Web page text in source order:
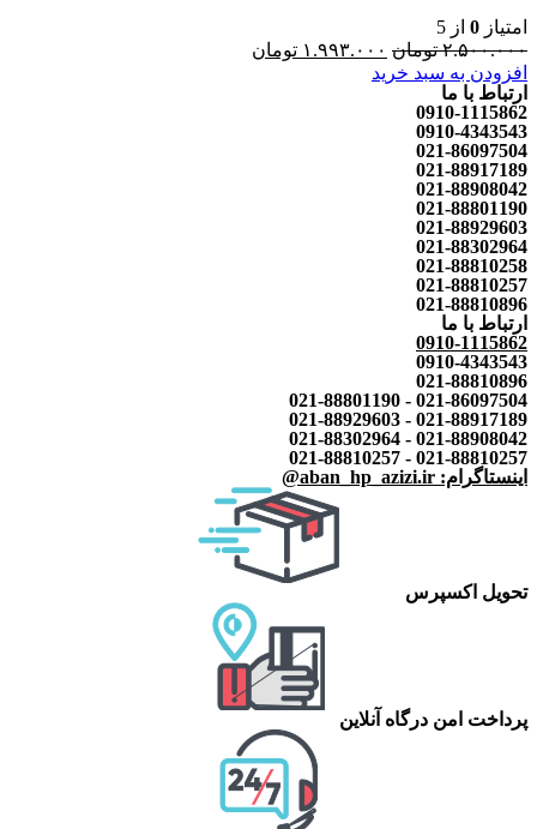
امتیاز 0 از 5
۲.۵۰۰.۰۰۰ تومان ۱.۹۹۳.۰۰۰ تومان
افزودن به سبد خرید
ارتباط با ما
0910-1115862
0910-4343543
021-86097504
021-88917189
021-88908042
021-88801190
021-88929603
021-88302964
021-88810258
021-88810257
021-88810896
ارتباط با ما
0910-1115862
0910-4343543
021-88810896
021-86097504 - 021-88801190
021-88917189 - 021-88929603
021-88908042 - 021-88302964
021-88810257 - 021-88810257
اینستاگرام: aban_hp_azizi.ir@
تحویل اکسپرس
پرداخت امن درگاه آنلاین